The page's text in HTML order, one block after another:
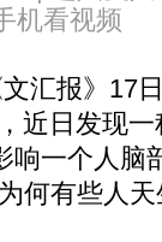
机看视频
报》17
近日发现一
响一个人脑
何有些人